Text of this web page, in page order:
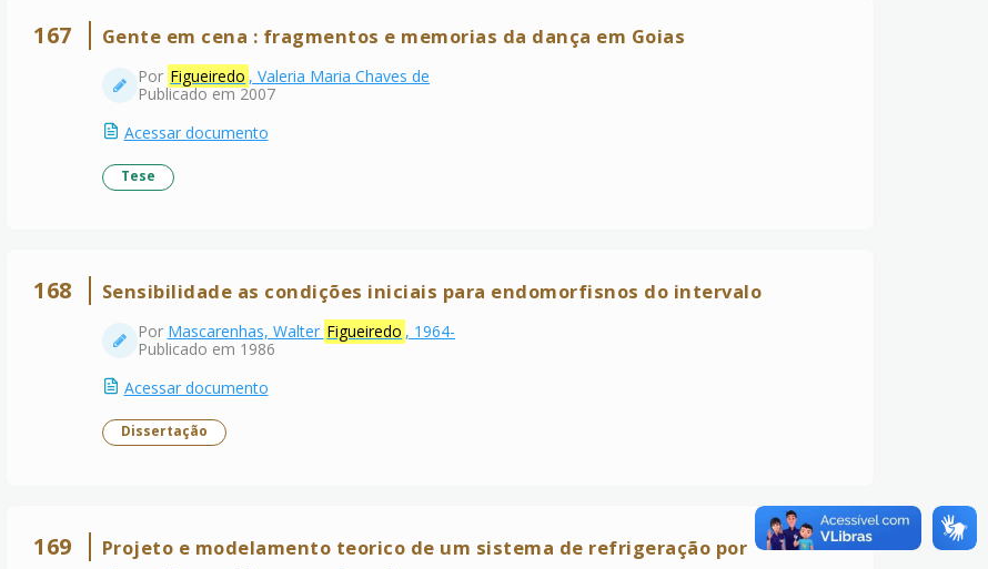
167 Gente em cena : fragmentos e memorias da dança em Goias
Por Figueiredo , Valeria Maria Chaves de
Publicado em 2007
Acessar documento
Tese
168 Sensibilidade as condições iniciais para endomorfisnos do intervalo
Por Mascarenhas, Walter Figueiredo , 1964-
Publicado em 1986
Acessar documento
Dissertação
169
Projeto e modelamento teorico de um sistema de refrigeração por